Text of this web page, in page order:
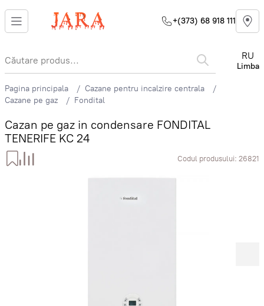
+(373) 68 918 111
RU
Limba
Pagina principala
Cazane pentru incalzire centrala
Cazane pe gaz
Fondital
Cazan pe gaz in condensare FONDITAL
TENERIFE KC 24
Codul produsului: 26821